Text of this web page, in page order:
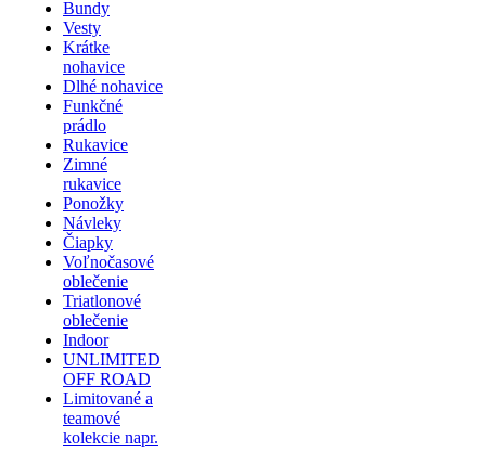
Bundy
Vesty
Krátke
nohavice
Dlhé nohavice
Funkčné
prádlo
Rukavice
Zimné
rukavice
Ponožky
Návleky
Čiapky
Voľnočasové
oblečenie
Triatlonové
oblečenie
Indoor
UNLIMITED
OFF ROAD
Limitované a
teamové
kolekcie napr.